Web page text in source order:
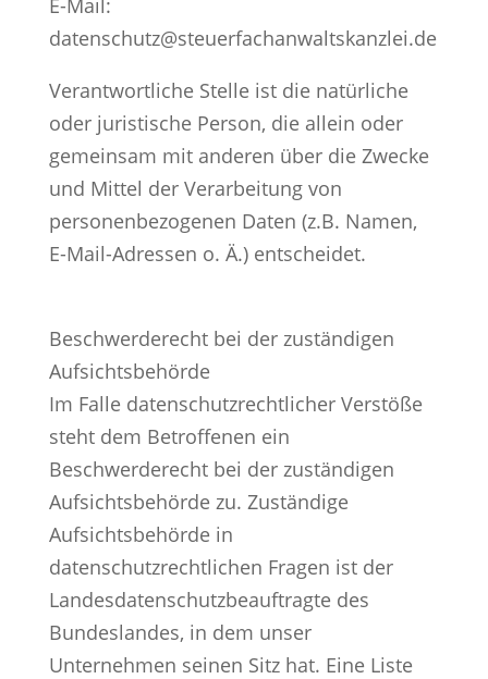
E-Mail:
datenschutz@steuerfachanwaltskanzlei.de
Verantwortliche Stelle ist die natürliche
oder juristische Person, die allein oder
gemeinsam mit anderen über die Zwecke
und Mittel der Verarbeitung von
personenbezogenen Daten (z.B. Namen,
E-Mail-Adressen o. Ä.) entscheidet.
Beschwerderecht bei der zuständigen
Aufsichtsbehörde
Im Falle datenschutzrechtlicher Verstöße
steht dem Betroffenen ein
Beschwerderecht bei der zuständigen
Aufsichtsbehörde zu. Zuständige
Aufsichtsbehörde in
datenschutzrechtlichen Fragen ist der
Landesdatenschutzbeauftragte des
Bundeslandes, in dem unser
Unternehmen seinen Sitz hat. Eine Liste